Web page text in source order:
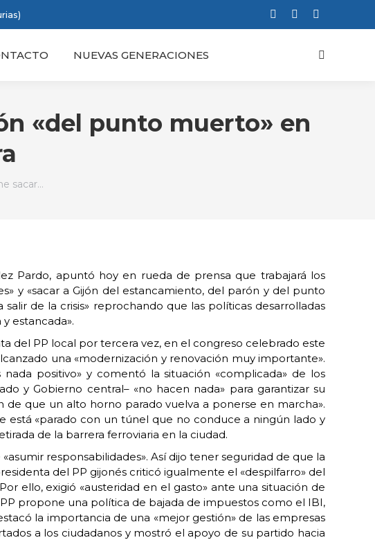
opensopens
NUEVAS GENERACIONES Buscar:
«del punto muerto» en
sacar…
Pardo, apuntó hoy en rueda de prensa que trabajará los
y «sacar a Gijón del estancamiento, del parón y del punto
de la crisis» reprochando que las políticas desarrolladas
estancada».
del PP local por tercera vez, en el congreso celebrado este
una «modernización y renovación muy importante».
positivo» y comentó la situación «complicada» de los
y Gobierno central– «no hacen nada» para garantizar su
que un alto horno parado vuelva a ponerse en marcha».
está «parado con un túnel que no conduce a ningún lado y
de la barrera ferroviaria en la ciudad.
responsabilidades». Así dijo tener seguridad de que la
del PP gijonés criticó igualmente el «despilfarro» del
ello, exigió «austeridad en el gasto» ante una situación de
propone una política de bajada de impuestos como el IBI,
la importancia de una «mejor gestión» de las empresas
a los ciudadanos y mostró el apoyo de su partido hacia